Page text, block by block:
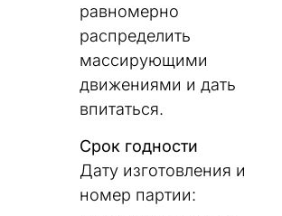
равномерно
распределить
массирующими
движениями и дать
впитаться.
Срок годности
Дату изготовления и
номер партии: